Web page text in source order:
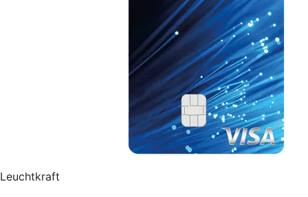
Leuchtkraft